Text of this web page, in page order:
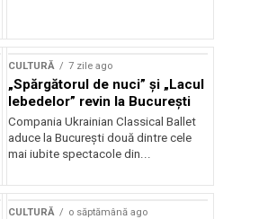
CULTURĂ 7 zile ago
„Spărgătorul de nuci” și „Lacul
lebedelor” revin la București
Compania Ukrainian Classical Ballet
aduce la București două dintre cele
mai iubite spectacole din...
CULTURĂ o săptămână ago